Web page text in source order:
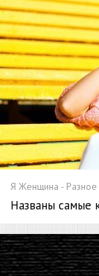
Я Женщина - Разное
Названы самые